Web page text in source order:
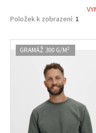
Položek k zobrazení: 1
V
ý GRAMÁŽ 300 G/M²